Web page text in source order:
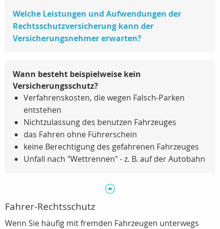
Welche Leistungen und Aufwendungen der
Rechtsschutzversicherung kann der
Versicherungsnehmer erwarten?
Wann besteht beispielweise kein
Versicherungsschutz?
Verfahrenskosten, die wegen Falsch-Parken
entstehen
Nichtzulassung des benutzen Fahrzeuges
das Fahren ohne Führerschein
keine Berechtigung des gefahrenen Fahrzeuges
Unfall nach "Wettrennen" - z. B. auf der Autobahn
Fahrer-Rechtsschutz
Wenn Sie häufig mit fremden Fahrzeugen unterwegs